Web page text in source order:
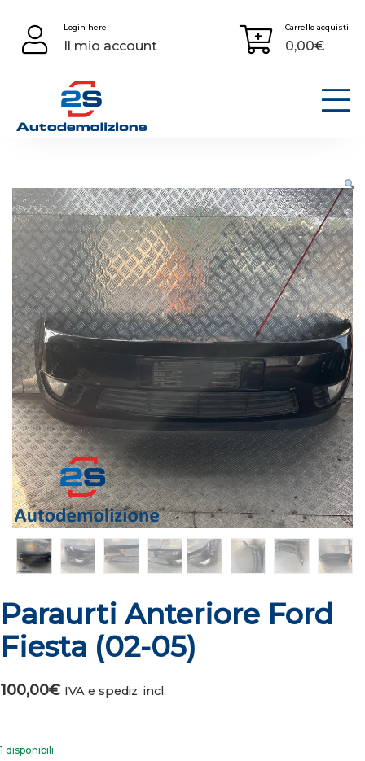
content
Login here
Il mio account
Carrello acquisti
0,00€
Paraurti Anteriore Ford
Fiesta (02-05)
100,00€ IVA e spediz. incl.
1 disponibili